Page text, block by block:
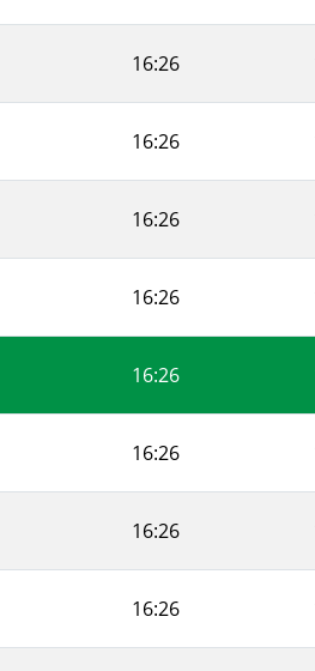
16:26
16:26
16:26
16:26
16:26
16:26
16:26
16:26